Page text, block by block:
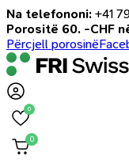
Na telefononi: +41
Porositë 60. -CHF
Përcjell porosinë
0
0